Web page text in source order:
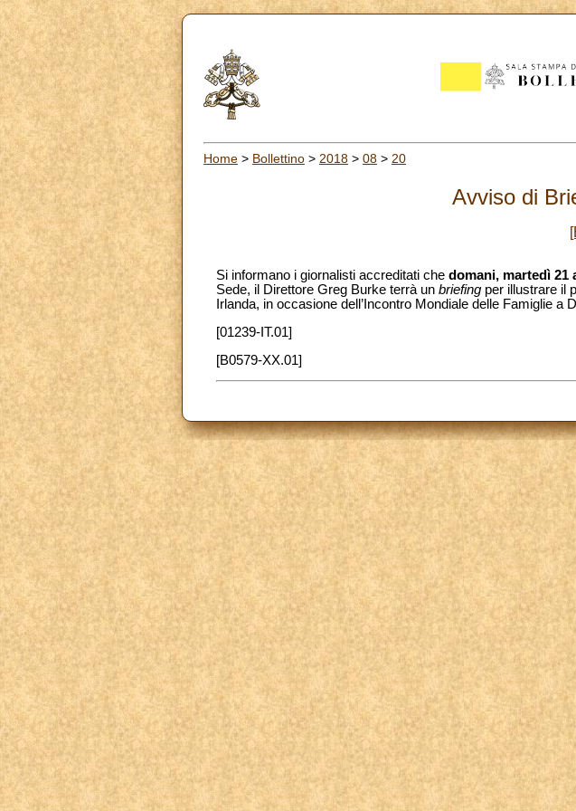
Home > Bollettino > 2018 > 08 > 20
Avviso di
Si informano i giornalisti accreditati che domani, martedì 21
Sede, il Direttore Greg Burke terrà un briefing per illustrare il
Irlanda, in occasione dell’Incontro Mondiale delle Famiglie
[01239-IT.01]
[B0579-XX.01]